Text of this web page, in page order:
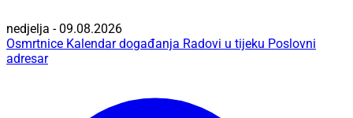
nedjelja - 09.08.2026
Osmrtnice Kalendar događanja Radovi u tijeku Poslovni
adresar